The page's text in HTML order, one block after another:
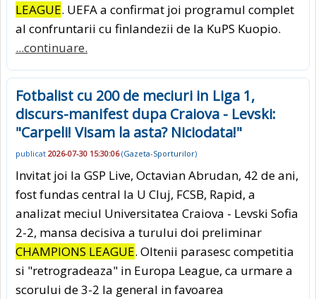
LEAGUE. UEFA a confirmat joi programul complet
al confruntarii cu finlandezii de la KuPS Kuopio.
...continuare.
Fotbalist cu 200 de meciuri in Liga 1,
discurs-manifest dupa Craiova - Levski:
"Carpeli! Visam la asta? Niciodata!"
publicat 2026-07-30 15:30:06(Gazeta-Sporturilor)
Invitat joi la GSP Live, Octavian Abrudan, 42 de ani,
fost fundas central la U Cluj, FCSB, Rapid, a
analizat meciul Universitatea Craiova - Levski Sofia
2-2, mansa decisiva a turului doi preliminar
CHAMPIONS LEAGUE. Oltenii parasesc competitia
si "retrogradeaza" in Europa League, ca urmare a
scorului de 3-2 la general in favoarea